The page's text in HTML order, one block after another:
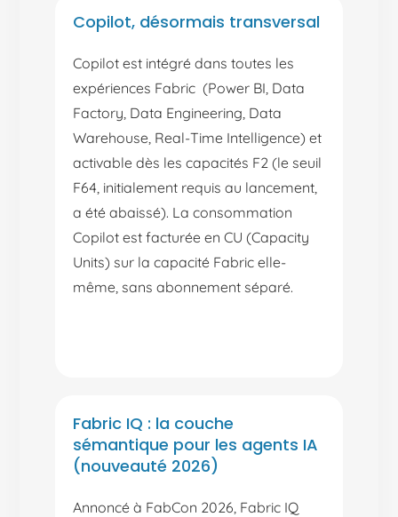
Copilot, désormais transversal
Copilot est intégré dans toutes les
expériences Fabric (Power BI, Data
Factory, Data Engineering, Data
Warehouse, Real-Time Intelligence) et
activable dès les capacités F2 (le seuil
F64, initialement requis au lancement,
a été abaissé). La consommation
Copilot est facturée en CU (Capacity
Units) sur la capacité Fabric elle-
même, sans abonnement séparé.
Fabric IQ : la couche
sémantique pour les agents IA
(nouveauté 2026)
Annoncé à FabCon 2026, Fabric IQ